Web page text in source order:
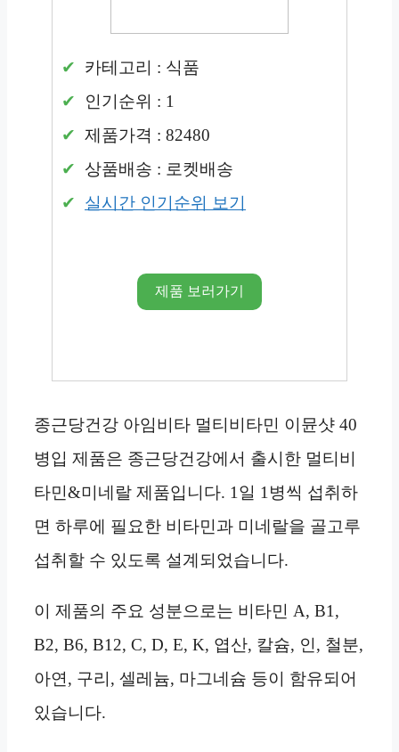
카테고리 : 식품
인기순위 : 1
제품가격 : 82480
상품배송 : 로켓배송
실시간 인기순위 보기
제품 보러가기
종근당건강 아임비타 멀티비타민 이뮨샷 40
병입 제품은 종근당건강에서 출시한 멀티비
타민&미네랄 제품입니다. 1일 1병씩 섭취하
면 하루에 필요한 비타민과 미네랄을 골고루
섭취할 수 있도록 설계되었습니다.
이 제품의 주요 성분으로는 비타민 A, B1,
B2, B6, B12, C, D, E, K, 엽산, 칼슘, 인, 철분,
아연, 구리, 셀레늄, 마그네슘 등이 함유되어
있습니다.